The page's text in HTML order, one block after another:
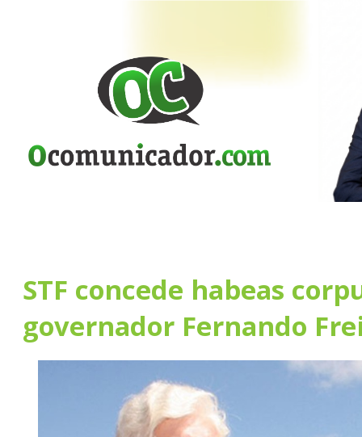
STF concede habeas
governador Fernando